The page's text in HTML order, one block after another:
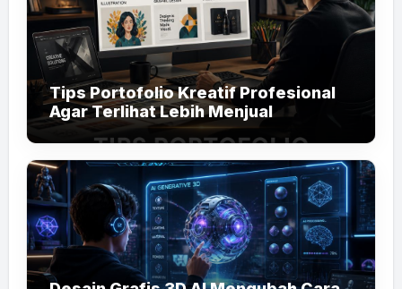
Tips Portofolio Kreatif Profesional
Agar Terlihat Lebih Menjual